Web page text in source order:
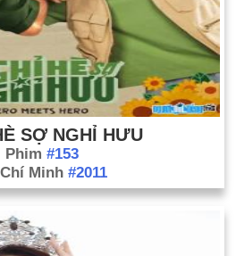
SỢ NGHỈ HƯU
Phim #153
Minh #2011